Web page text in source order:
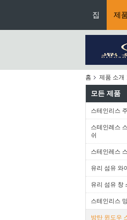
집 제
홈 제품 소개
모든 제품
스테인리스
스테인레스
쉬
스테인레스
유리 섬유 와
유리 섬유 창
스테인리스
방탄 윈도우